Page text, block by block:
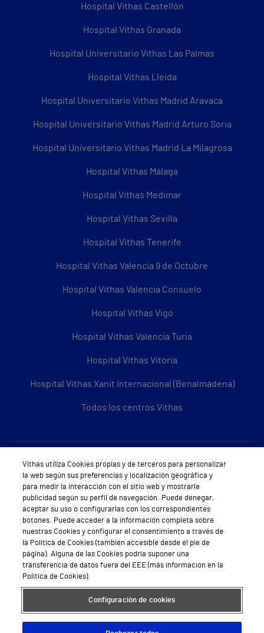
Hospital Vithas Castellón
Hospital Vithas Granada
Hospital Universitario Vithas Las Palmas
Hospital Vithas Lleida
Hospital Universitario Vithas Madrid Aravaca
Hospital Universitario Vithas Madrid Arturo Soria
Hospital Universitario Vithas Madrid La Milagrosa
Hospital Vithas Málaga
Hospital Vithas Medimar
Hospital Vithas Sevilla
Hospital Vithas Tenerife
Hospital Vithas Valencia 9 de Octubre
Hospital Vithas Valencia Consuelo
Hospital Vithas Vigo
Hospital Vithas Valencia Turia
Hospital Vithas Vitoria
Hospital Vithas Xanit Internacional (Benalmádena)
Todos los centros Vithas
Sobre Vithas
Quiénes somos
Trabajar en Vithas
Teléfono Cita Médica
Teléfono Atención al Cliente
Política de seguridad y salud en el trabajo
Conoce a Supervita
Vithas utiliza Cookies propias y de terceros para personalizar
la web según sus preferencias y localización geográfica y
para medir la interacción con el sitio web y mostrarle
publicidad según su perfil de navegación. Puede denegar,
aceptar su uso o configurarlas con los correspondientes
botones. Puede acceder a la información completa sobre
nuestras Cookies y configurar el consentimiento a través de
la Política de Cookies (también accesible desde el pie de
página). Alguna de las Cookies podría suponer una
transferencia de datos fuera del EEE (más información en la
Política de Cookies).
Configuración de cookies